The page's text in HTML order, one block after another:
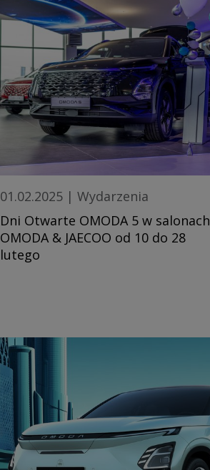
01.02.2025 | Wydarzenia
Dni Otwarte OMODA 5 w salonach
OMODA & JAECOO od 10 do 28
lutego